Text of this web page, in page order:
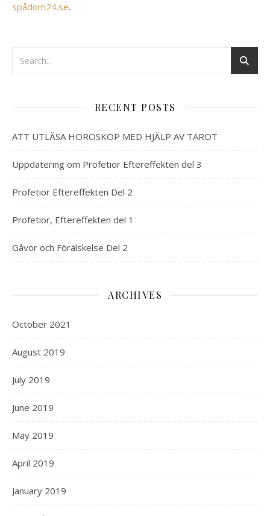
spådom24.se.
RECENT POSTS
ATT UTLÄSA HOROSKOP MED HJÄLP AV TAROT
Uppdatering om Profetior Eftereffekten del 3
Profetior Eftereffekten Del 2
Profetior, Eftereffekten del 1
Gåvor och Förälskelse Del 2
ARCHIVES
October 2021
August 2019
July 2019
June 2019
May 2019
April 2019
January 2019